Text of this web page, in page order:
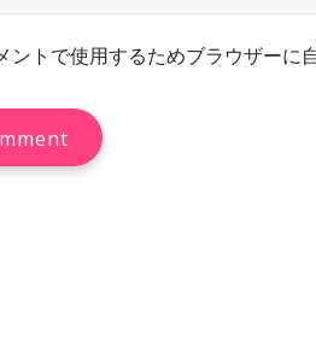
ントで使用するためブラウザーに